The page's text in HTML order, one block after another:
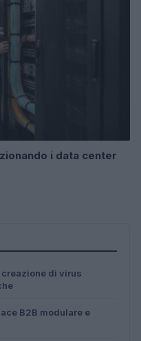
i data center
creazione di virus
B2B modulare e